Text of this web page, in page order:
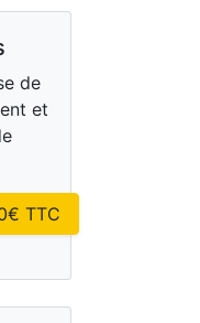
de
et
€ TTC